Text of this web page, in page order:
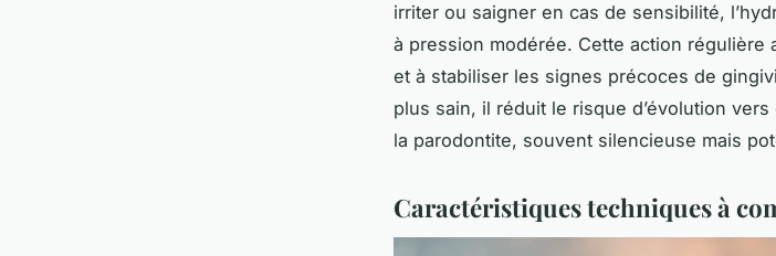
irriter ou saigner en cas de sensibilité,
à pression modérée. Cette action régulière
et à stabiliser les signes précoces de
plus sain, il réduit le risque d’évolution
la parodontite, souvent silencieuse mais
Caractéristiques techniques à